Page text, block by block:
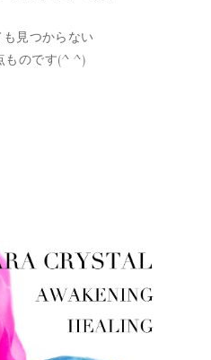
見つからない
ものです(^ ^)